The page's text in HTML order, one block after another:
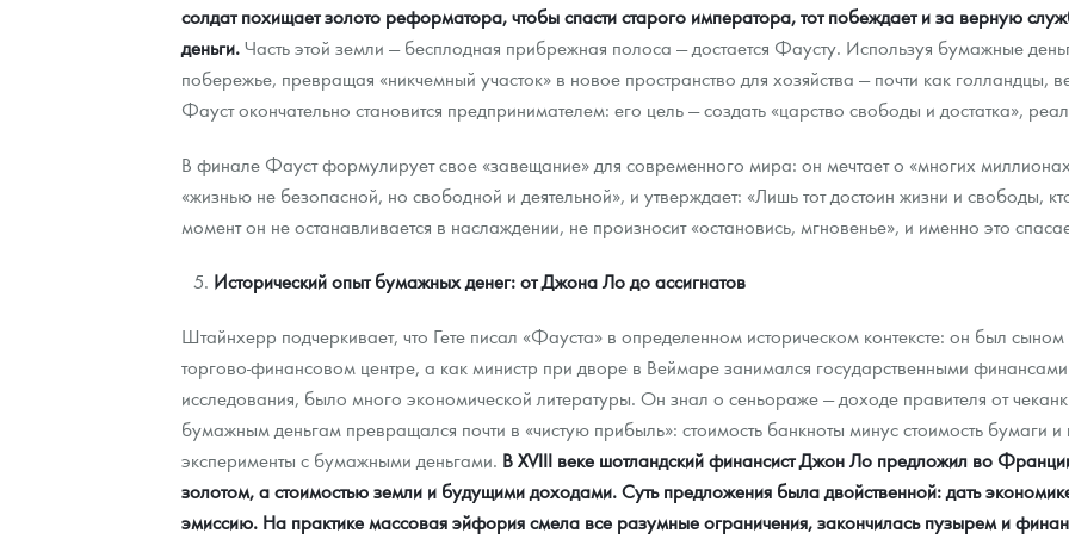
солдат похищает золото реформатора, чтобы спасти старого императора, тот побеждает и за верную
деньги.Часть этой земли — бесплодная прибрежная полоса — достается Фаусту. Используя бумажные
побережье, превращая «никчемный участок» в новое пространство для хозяйства — почти как
Фауст окончательно становится предпринимателем: его цель — создать «царство свободы и достатка»,
В финале Фауст формулирует свое «завещание» для современного мира: он мечтает о «многих
«жизнью не безопасной, но свободной и деятельной», и утверждает: «Лишь тот достоин жизни и свободы,
момент он не останавливается в наслаждении, не произносит «остановись, мгновенье», и именно это
Исторический опыт бумажных денег: от Джона Ло до ассигнатов
Штайнхерр подчеркивает, что Гете писал «Фауста» в определенном историческом контексте: он был
торгово-финансовом центре, а как министр при дворе в Веймаре занимался государственными
исследования, было много экономической литературы. Он знал о сеньораже — доходе правителя от
бумажным деньгам превращался почти в «чистую прибыль»: стоимость банкноты минус стоимость бумаги и
эксперименты с бумажными деньгами. В XVIII веке шотландский финансист Джон Ло предложил во
золотом, а стоимостью земли и будущими доходами. Суть предложения была двойственной: дать
эмиссию. На практике массовая эйфория смела все разумные ограничения, закончилась пузырем и